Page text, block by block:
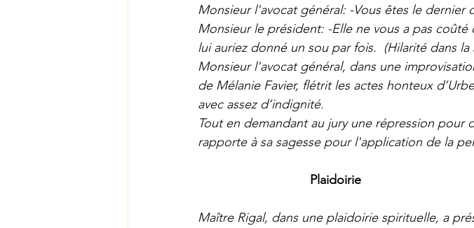
Monsieur l'avocat général: -Vous êtes le dernier
Monsieur le président: -Elle ne vous a pas
lui auriez donné un sou par fois.  (Hilarité dans la
Monsieur l'avocat général, dans une
de Mélanie Favier, flétrit les actes honteux
avec assez d’indignité.
Tout en demandant au jury une répression pour
rapporte à sa sagesse pour l'application de la
Plaidoirie
Maître Rigal, dans une plaidoirie spirituelle, a